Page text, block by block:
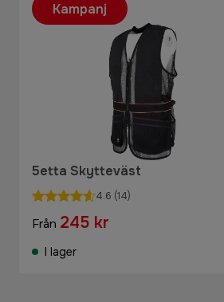
5etta Skytteväst
4.6 (14)
Från 245 kr
I lager
Kampanj